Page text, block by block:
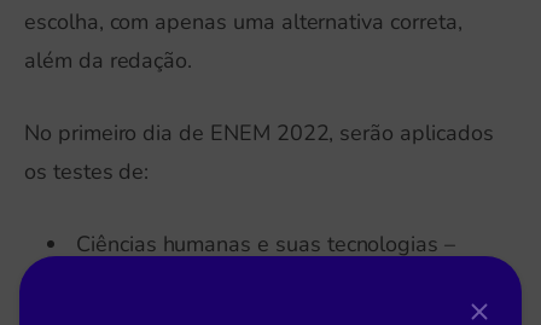
escolha, com apenas uma alternativa correta,
além da redação.
No primeiro dia de ENEM 2022, serão aplicados
os testes de:
Ciências humanas e suas tecnologias –